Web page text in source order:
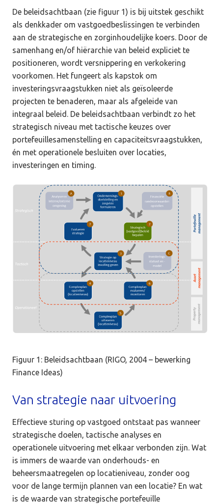
De beleidsachtbaan (zie figuur 1) is bij uitstek geschikt
als denkkader om vastgoedbeslissingen te verbinden
aan de strategische en zorginhoudelijke koers. Door de
samenhang en/of hiërarchie van beleid expliciet te
positioneren, wordt versnippering en verkokering
voorkomen. Het fungeert als kapstok om
investeringsvraagstukken niet als geïsoleerde
projecten te benaderen, maar als afgeleide van
integraal beleid. De beleidsachtbaan verbindt zo het
strategisch niveau met tactische keuzes over
portefeuillesamenstelling en capaciteitsvraagstukken,
én met operationele besluiten over locaties,
investeringen en timing.
Figuur 1: Beleidsachtbaan (RIGO, 2004 – bewerking
Finance Ideas)
Van strategie naar uitvoering
Effectieve sturing op vastgoed ontstaat pas wanneer
strategische doelen, tactische analyses en
operationele uitvoering met elkaar verbonden zijn. Wat
is immers de waarde van onderhouds- en
beheersmaatregelen op locatieniveau, zonder oog
voor de lange termijn plannen van een locatie? En wat
is de waarde van strategische portefeuille